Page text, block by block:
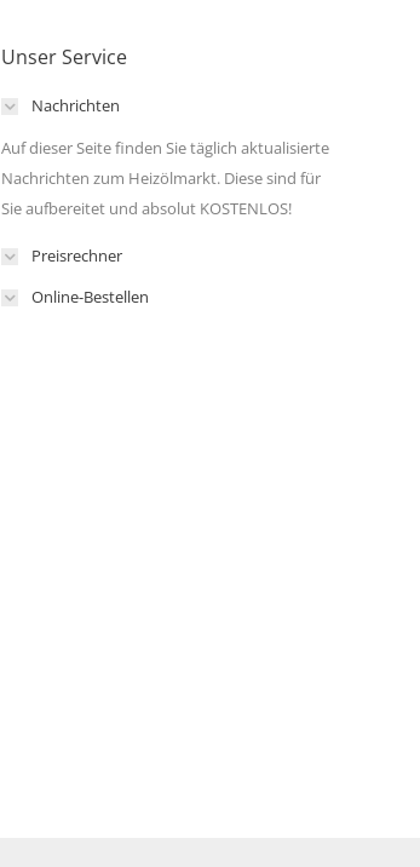
Unser Service
Nachrichten
Auf dieser Seite finden Sie täglich aktualisierte
Nachrichten zum Heizölmarkt. Diese sind für
Sie aufbereitet und absolut KOSTENLOS!
Preisrechner
Online-Bestellen